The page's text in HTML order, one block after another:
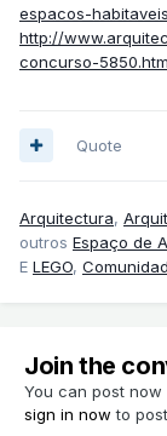
espacos-
http://
concurso-
Quote
Arquitectura,
outros Espaço de
E LEGO,
Join the
You can post
sign in now to